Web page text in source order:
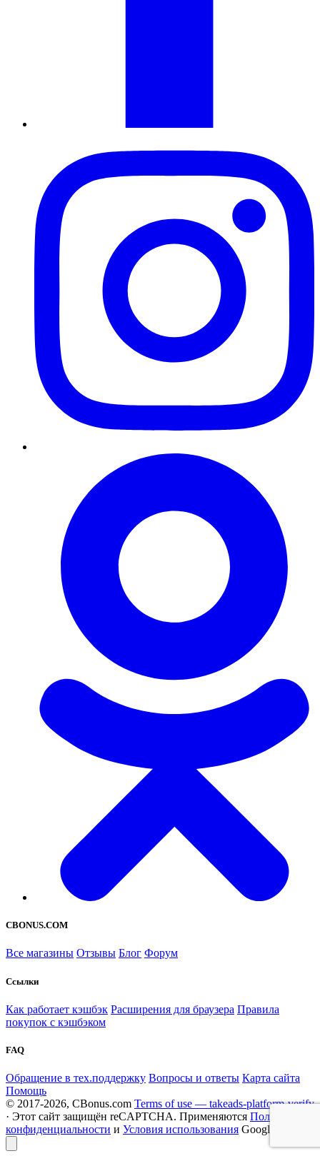
CBONUS.COM
Все магазины Отзывы Блог Форум
Ссылки
Как работает кэшбэк Расширения для браузера Правила
покупок с кэшбэком
FAQ
Обращение в тех.поддержку Вопросы и ответы Карта сайта
Помощь
© 2017-2026, CBonus.com Terms of use — takeads-platform-verify
· Этот сайт защищён reCAPTCHA. Применяются Политика
конфиденциальности и Условия использования Google.